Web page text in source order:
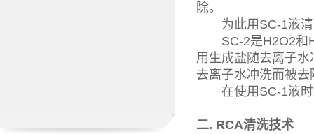
除。
为此用SC-1液清
SC-2是H2O2和
用生成盐随去离子
去离子水冲洗而被去
在使用SC-1液时
二. RCA清洗技术